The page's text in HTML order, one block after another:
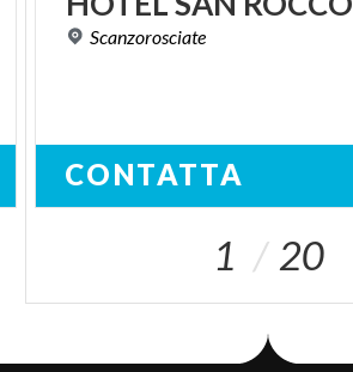
Scanzorosciate
CONTATTA
1 20